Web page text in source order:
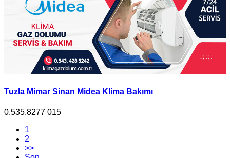
Tuzla Mimar Sinan Midea Klima Bakımı
0.535.8277 015
1
2
>>